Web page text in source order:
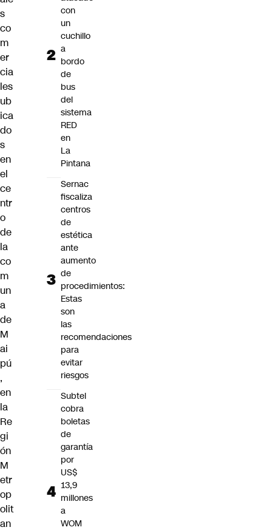
s
co
m
er
cia
les
ub
ica
do
s
en
el
ce
ntr
o
de
la
co
m
un
a
de
M
ai
pú
,
en
la
Re
gi
ón
M
etr
op
olit
an
con
un
cuchillo
a
bordo
de
bus
del
sistema
RED
en
La
Pintana
Sernac
fiscaliza
centros
de
estética
ante
aumento
de
procedimientos:
Estas
son
las
recomendaciones
para
evitar
riesgos
Subtel
cobra
boletas
de
garantía
por
US$
13,9
millones
a
WOM